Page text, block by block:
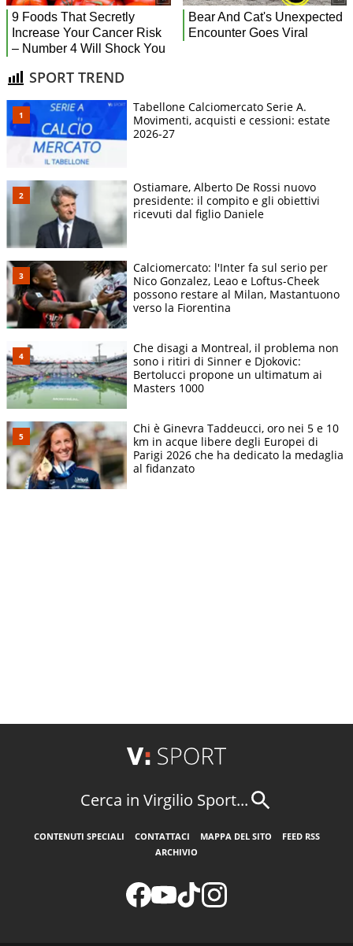
SPORT TREND
Tabellone Calciomercato Serie A.
Movimenti, acquisti e cessioni: estate
2026-27
Ostiamare, Alberto De Rossi nuovo
presidente: il compito e gli obiettivi
ricevuti dal figlio Daniele
Calciomercato: l'Inter fa sul serio per
Nico Gonzalez, Leao e Loftus-Cheek
possono restare al Milan, Mastantuono
verso la Fiorentina
Che disagi a Montreal, il problema non
sono i ritiri di Sinner e Djokovic:
Bertolucci propone un ultimatum ai
Masters 1000
Chi è Ginevra Taddeucci, oro nei 5 e 10
km in acque libere degli Europei di
Parigi 2026 che ha dedicato la medaglia
al fidanzato
Cerca in Virgilio Sport...
CONTENUTI SPECIALI CONTATTACI MAPPA DEL SITO
FEED RSS
ARCHIVIO